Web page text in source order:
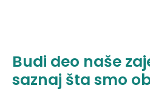
Budi deo naše
saznaj šta smo